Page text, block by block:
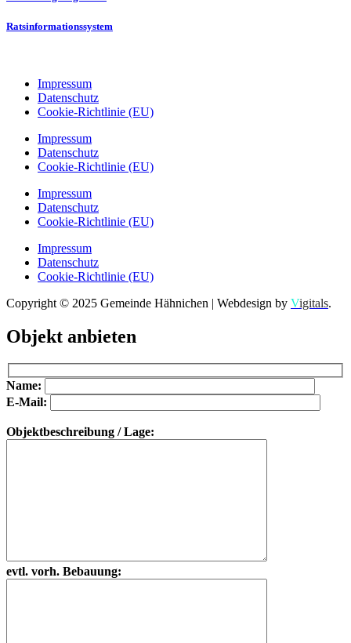
Ratsinformationssystem
Impressum
Datenschutz
Cookie-Richtlinie (EU)
Impressum
Datenschutz
Cookie-Richtlinie (EU)
Impressum
Datenschutz
Cookie-Richtlinie (EU)
Impressum
Datenschutz
Cookie-Richtlinie (EU)
Copyright © 2025 Gemeinde Hähnichen | Webdesign by Vigitals.
Objekt anbieten
Bitte lasse dieses Feld leer.
Bitte lasse dieses Feld leer.
Name:
E-Mail:
Objektbeschreibung / Lage:
evtl. vorh. Bebauung: